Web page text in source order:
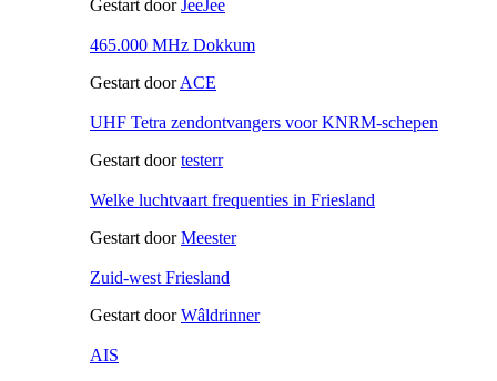
Gestart doorJeeJee
465.000 MHz Dokkum
Gestart doorACE
UHF Tetra zendontvangers voor KNRM-schepen
Gestart doortesterr
Welke luchtvaart frequenties in Friesland
Gestart doorMeester
Zuid-west Friesland
Gestart doorWâldrinner
AIS